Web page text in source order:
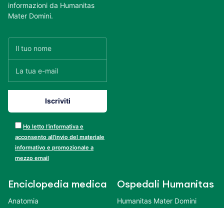
informazioni da Humanitas
Mater Domini.
Ho letto l’informativa e
acconsento all’invio del materiale
informativo e promozionale a
mezzo email
Enciclopedia medica
Anatomia
Ospedali Humanitas
Humanitas Mater Domini